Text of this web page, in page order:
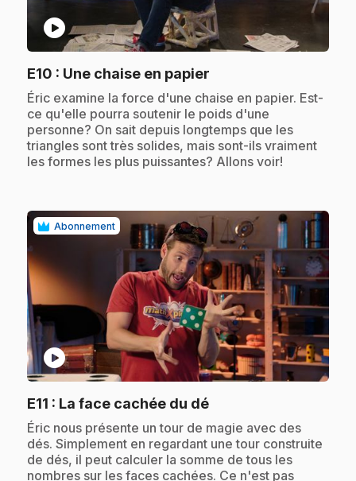
play_circle
E10 : Une chaise en papier
.Éric examine la force d'une chaise en papier. Est-
ce qu'elle pourra soutenir le poids d'une
personne? On sait depuis longtemps que les
triangles sont très solides, mais sont-ils vraiment
les formes les plus puissantes? Allons voir!
Abonnement
play_circle
E11 : La face cachée du dé.
.Éric nous présente un tour de magie avec des
dés. Simplement en regardant une tour construite
de dés, il peut calculer la somme de tous les
nombres sur les faces cachées. Ce n'est pas